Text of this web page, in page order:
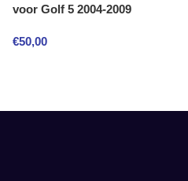
voor Golf 5 2004-2009
€50,00